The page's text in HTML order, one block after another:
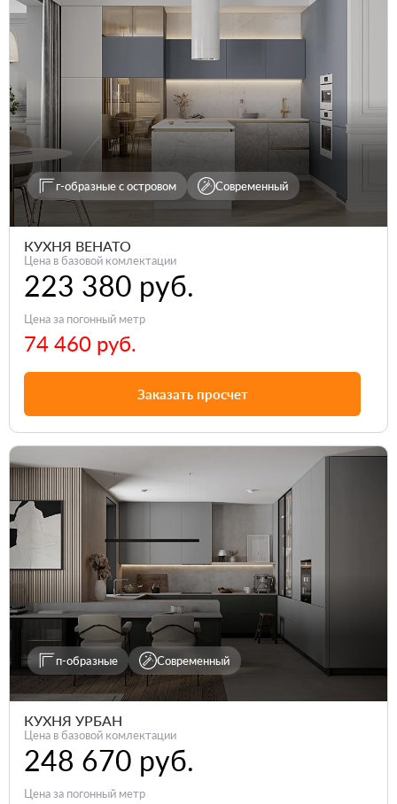
г-образные с островом Современный
КУХНЯ ВЕНАТО
Цена в базовой комлектации
223 380 руб.
Цена за погонный метр
74 460 руб.
Заказать просчет
п-образные Современный
КУХНЯ УРБАН
Цена в базовой комлектации
248 670 руб.
Цена за погонный метр